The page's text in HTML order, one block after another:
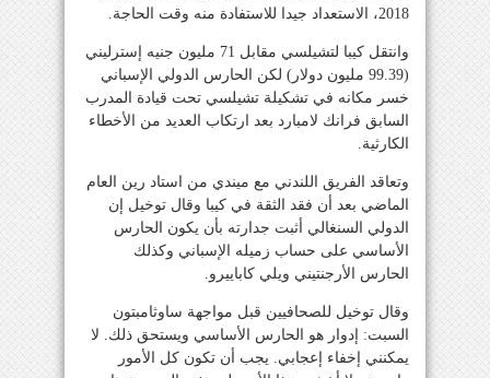
2018، الاستعداد جيدا للاستفادة منه وقت الحاجة.
وانتقل كيبا لتشيلسي مقابل 71 مليون جنيه إسترليني
(99.39 مليون دولار) لكن الحارس الدولي الإسباني
خسر مكانه في تشكيلة تشيلسي تحت قيادة المدرب
السابق فرانك لامبارد بعد ارتكاب العديد من الأخطاء
الكارثية.
وتعاقد الفريق اللندني مع ميندي من استاد رين العام
الماضي بعد أن فقد الثقة في كيبا وقال توخيل إن
الدولي السنغالي أثبت جدارته بأن يكون الحارس
الأساسي على حساب زميله الإسباني وكذلك
الحارس الأرجنتيني ويلي كاباييرو.
وقال توخيل للصحافيين قبل مواجهة ساوثامبتون
السبت: إدوار هو الحارس الأساسي ويستحق ذلك. لا
يمكنني إخفاء إعجابي. يجب أن تكون كل الأمور